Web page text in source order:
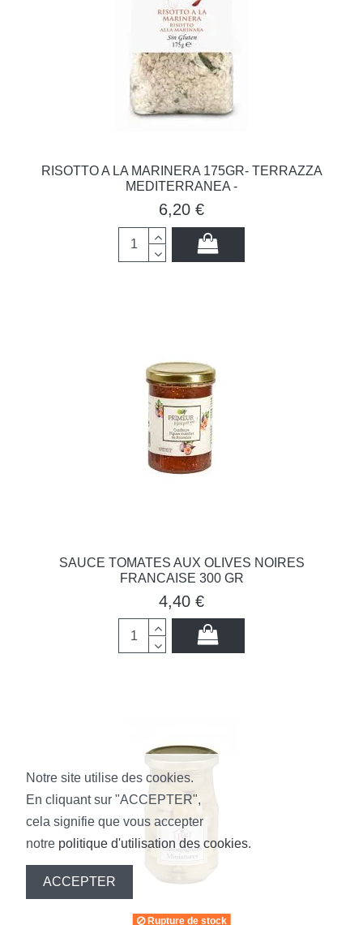
RISOTTO A LA MARINERA 175GR- TERRAZZA
MEDITERRANEA -
6,20 €
SAUCE TOMATES AUX OLIVES NOIRES
FRANCAISE 300 GR
4,40 €
Rupture de stock
Notre site utilise des cookies.
En cliquant sur "ACCEPTER",
cela signifie que vous accepter
notre politique d'utilisation des cookies.
ACCEPTER